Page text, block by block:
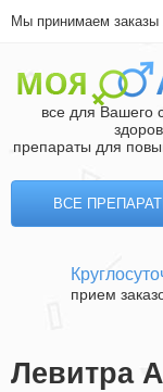
Мы принимаем заказы
все для Вашего
препараты для
ВСЕ
прием
Левитра